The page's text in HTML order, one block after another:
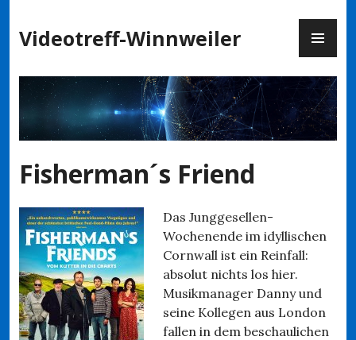
Inhalt
springen
Videotreff-Winnweiler
Fisherman´s Friend
Das Junggesellen-
Wochenende im idyllischen
Cornwall ist ein Reinfall:
absolut nichts los hier.
Musikmanager Danny und
seine Kollegen aus London
fallen in dem beschaulichen